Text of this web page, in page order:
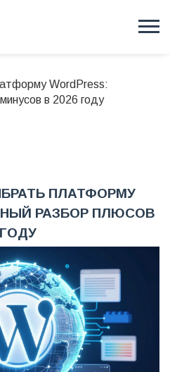
WordPress:
в 2026 году
ПЛАТФОРМУ
РАЗБОР ПЛЮСОВ